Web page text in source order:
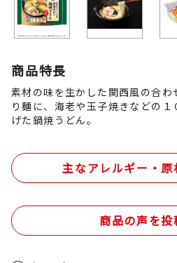
商品特長
素材の味を生かした関西風の合わ
り麺に、海老や玉子焼きなどの
げた鍋焼うどん。
主なアレルギー・原
商品の声を投